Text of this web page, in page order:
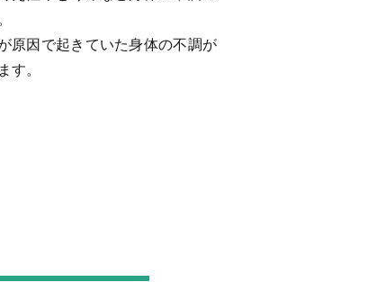
原因で起きていた身体の不調が
す。